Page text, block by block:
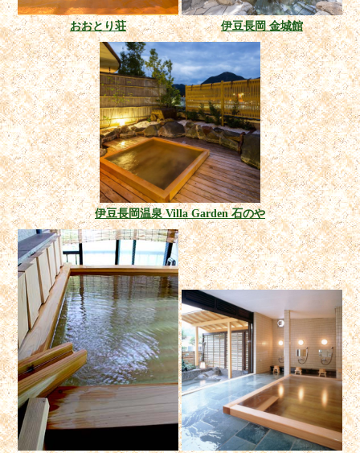
おおとり荘 伊豆長岡 金城館
伊豆長岡温泉 Villa Garden 石のや